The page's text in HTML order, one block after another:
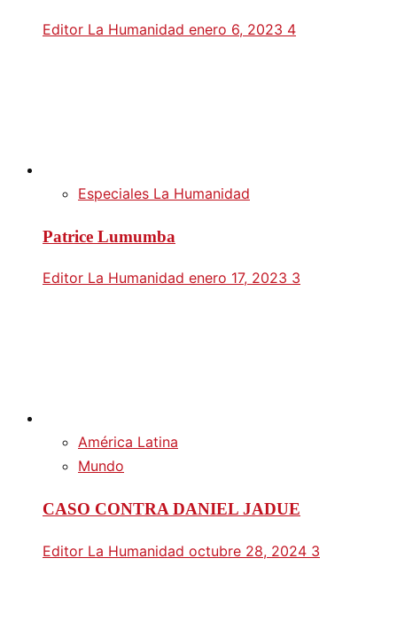
Editor La Humanidad enero 6, 2023 4
Especiales La Humanidad
Patrice Lumumba
Editor La Humanidad enero 17, 2023 3
América Latina
Mundo
CASO CONTRA DANIEL JADUE
Editor La Humanidad octubre 28, 2024 3